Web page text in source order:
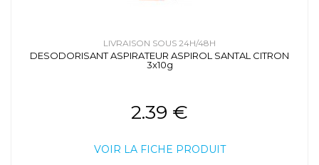
LIVRAISON SOUS 24H/48H
DESODORISANT ASPIRATEUR ASPIROL SANTAL CITRON
3x10g
2.39 €
VOIR LA FICHE PRODUIT